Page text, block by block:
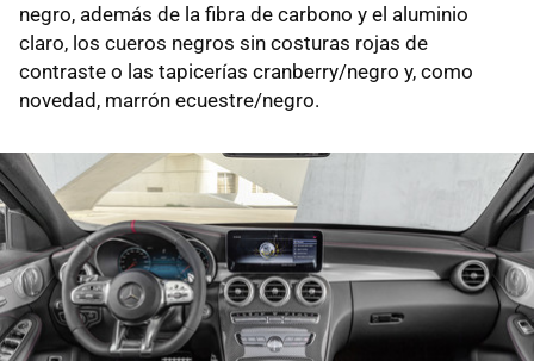
negro, además de la fibra de carbono y el aluminio
claro, los cueros negros sin costuras rojas de
contraste o las tapicerías cranberry/negro y, como
novedad, marrón ecuestre/negro.